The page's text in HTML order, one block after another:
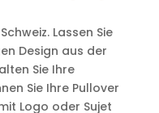
Lassen Sie
Design aus der
Sie Ihre
Sie Ihre Pullover
Logo oder Sujet